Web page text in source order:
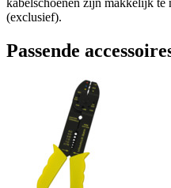
(exclusief).
Passende